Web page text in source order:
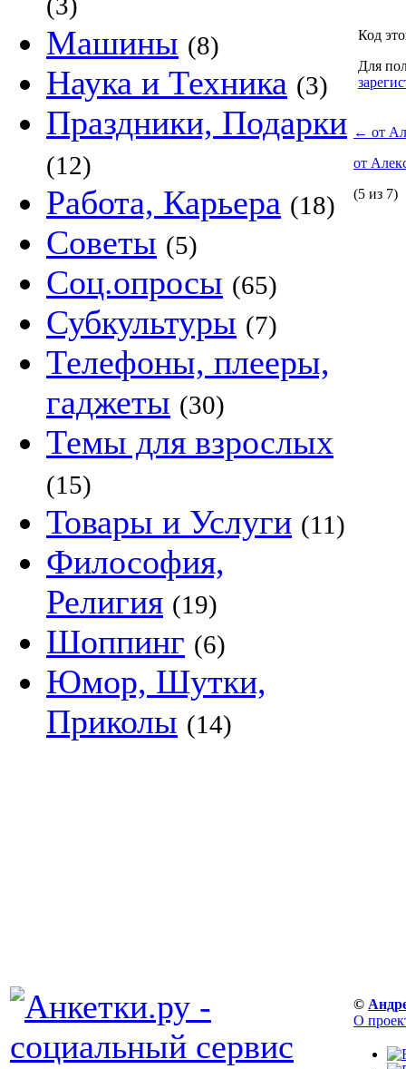
Машины (8)
Наука и Техника (3)
Праздники, Подарки
(12)
Работа, Карьера (18)
Советы (5)
Соц.опросы (65)
Субкультуры (7)
Телефоны, плееры,
гаджеты (30)
Темы для взрослых
(15)
Товары и Услуги (11)
Философия,
Религия (19)
Шоппинг (6)
Юмор, Шутки,
Приколы (14)
Код
Для
← от
от
(5 из 7)
©
О